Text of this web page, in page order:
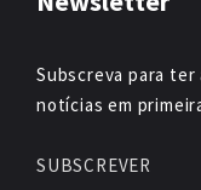
Subscreva para ter
notícias em
SUBSCREVER